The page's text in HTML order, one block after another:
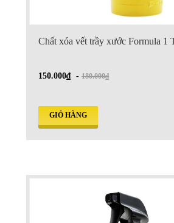
Chất xóa vết trầy xước Formula 1
150.000₫ - 180.000₫
GIỎ HÀNG